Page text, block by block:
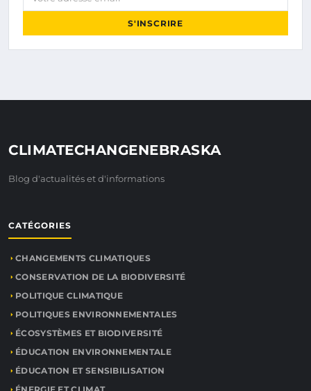
S'INSCRIRE
CLIMATECHANGENEBRASKA
Blog d'actualités et d'informations
CATÉGORIES
CHANGEMENTS CLIMATIQUES
CONSERVATION DE LA BIODIVERSITÉ
POLITIQUE CLIMATIQUE
POLITIQUES ENVIRONNEMENTALES
ÉCOSYSTÈMES ET BIODIVERSITÉ
ÉDUCATION ENVIRONNEMENTALE
ÉDUCATION ET SENSIBILISATION